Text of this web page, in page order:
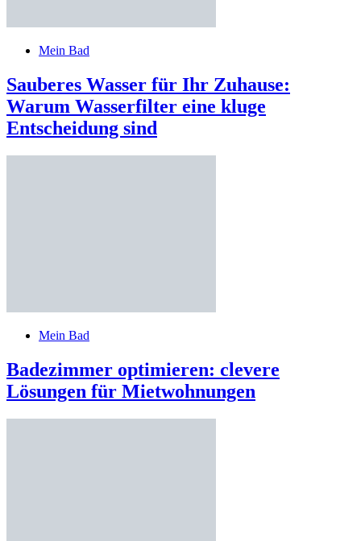
Mein Bad
Sauberes Wasser für Ihr Zuhause:
Warum Wasserfilter eine kluge
Entscheidung sind
Mein Bad
Badezimmer optimieren: clevere
Lösungen für Mietwohnungen